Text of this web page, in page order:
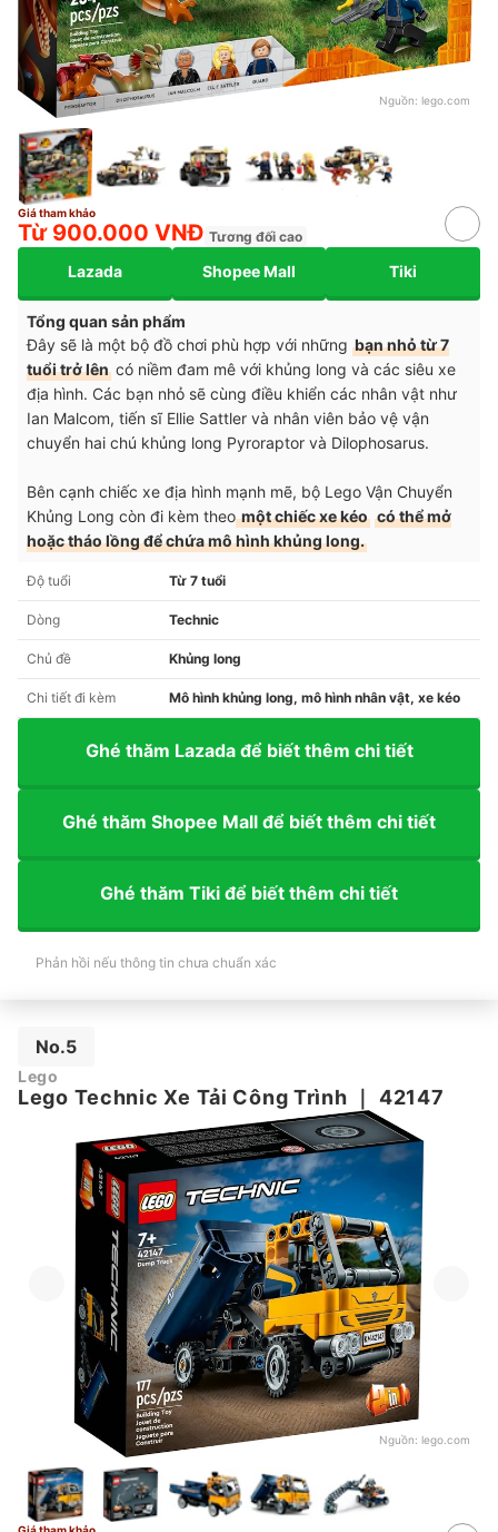
Nguồn: lego.com
Giá tham khảo
Từ 900.000 VNĐ Tương đối cao
Lazada Shopee Mall Tiki
Tổng quan sản phẩm
Đây sẽ là một bộ đồ chơi phù hợp với những bạn nhỏ từ 7
tuổi trở lên có niềm đam mê với khủng long và các siêu xe
địa hình. Các bạn nhỏ sẽ cùng điều khiển các nhân vật như
Ian Malcom, tiến sĩ Ellie Sattler và nhân viên bảo vệ vận
chuyển hai chú khủng long Pyroraptor và Dilophosarus.
Bên cạnh chiếc xe địa hình mạnh mẽ, bộ Lego Vận Chuyển
Khủng Long còn đi kèm theomột chiếc xe kéo có thể mở
hoặc tháo lồng để chứa mô hình khủng long.
Độ tuổi Từ 7 tuổi
Dòng Technic
Chủ đề Khủng long
Chi tiết đi kèm Mô hình khủng long, mô hình nhân vật, xe kéo
Ghé thăm Lazada để biết thêm chi tiết
Ghé thăm Shopee Mall để biết thêm chi tiết
Ghé thăm Tiki để biết thêm chi tiết
Phản hồi nếu thông tin chưa chuẩn xác
No.5
Lego
Lego Technic Xe Tải Công Trình ｜ 42147
Nguồn: lego.com
Giá tham khảo